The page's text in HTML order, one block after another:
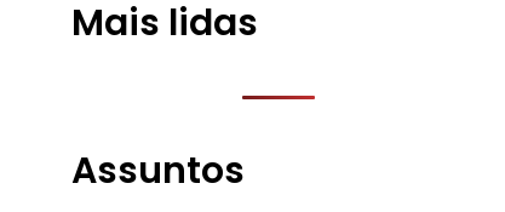
Mais lidas
Assuntos